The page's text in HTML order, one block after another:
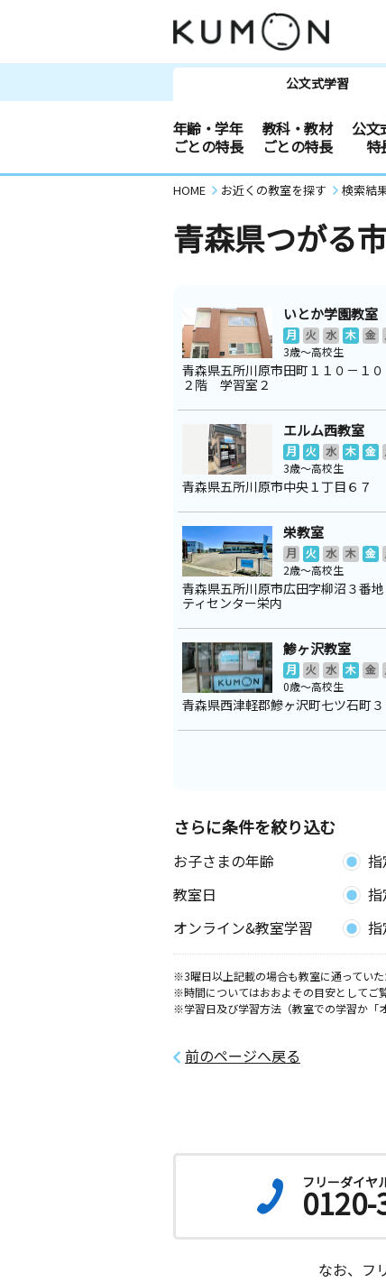
公文式学習
年齢・学年
ごとの特長
教科・教材
ごとの特長
公文
特
HOME お近くの教室を探す 検索結
青森県つがる
いとか学園教室
月 火 水 木 金
3歳～高校生
青森県五所川原市田町１１０－１
２階 学習室２
エルム西教室
月 火 水 木 金
3歳～高校生
青森県五所川原市中央１丁目６７
栄教室
月 火 水 木 金
2歳～高校生
青森県五所川原市広田字柳沼３番
ティセンター栄内
鯵ヶ沢教室
月 火 水 木 金
0歳～高校生
青森県西津軽郡鰺ヶ沢町七ツ石町３
さらに条件を絞り込む
お子さまの年齢 指
教室日
指
オンライン&教室学習
指
※3曜日以上記載の場合も教室に通っていた
※時間についてはおおよその目安としてご
※学習日及び学習方法（教室での学習か「
前のページへ戻る
フリーダイヤ
なお、フ